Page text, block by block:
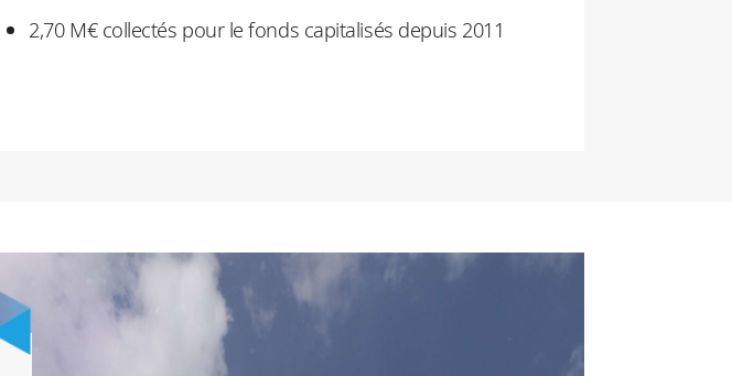
2,70 M€ collectés pour le fonds capitalisés depuis 2011